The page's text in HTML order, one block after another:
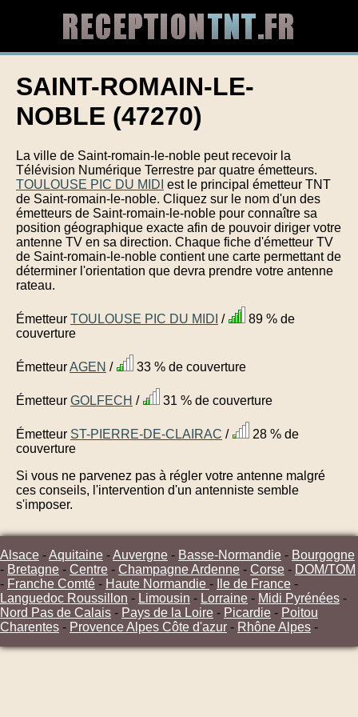
SAINT-ROMAIN-LE-
NOBLE (47270)
La ville de Saint-romain-le-noble peut recevoir la
Télévision Numérique Terrestre par quatre émetteurs.
TOULOUSE PIC DU MIDI est le principal émetteur TNT
de Saint-romain-le-noble. Cliquez sur le nom d'un des
émetteurs de Saint-romain-le-noble pour connaître sa
position géographique exacte afin de pouvoir diriger votre
antenne TV en sa direction. Chaque fiche d'émetteur TV
de Saint-romain-le-noble contient une carte permettant de
déterminer l'orientation que devra prendre votre antenne
rateau.
Émetteur TOULOUSE PIC DU MIDI /
89 % de
couverture
ÉmetteurAGEN / 33 % de couverture
Émetteur GOLFECH / 31 % de couverture
Émetteur ST-PIERRE-DE-CLAIRAC /
28 % de
couverture
Si vous ne parvenez pas à régler votre antenne malgré
ces conseils, l'intervention d'un antenniste semble
s'imposer.
Alsace -Aquitaine -Auvergne - Basse-Normandie - Bourgogne
- Bretagne - Centre - Champagne Ardenne - Corse - DOM/TOM
- Franche Comté - Haute Normandie - Ile de France -
Languedoc Roussillon - Limousin - Lorraine - Midi Pyrénées -
Nord Pas de Calais - Pays de la Loire - Picardie - Poitou
Charentes - Provence Alpes Côte d'azur - Rhône Alpes -